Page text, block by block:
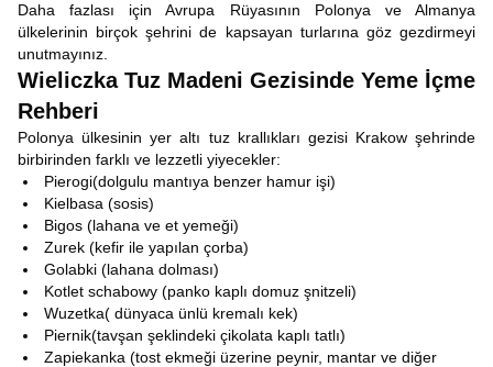
Daha fazlası için Avrupa Rüyasının Polonya ve Almanya
ülkelerinin birçok şehrini de kapsayan turlarına göz gezdirmeyi
unutmayınız.
Wieliczka Tuz Madeni Gezisinde Yeme İçme
Rehberi
Polonya ülkesinin yer altı tuz krallıkları gezisi Krakow şehrinde
birbirinden farklı ve lezzetli yiyecekler:
Pierogi(dolgulu mantıya benzer hamur işi)
Kielbasa (sosis)
Bigos (lahana ve et yemeği)
Zurek (kefir ile yapılan çorba)
Golabki (lahana dolması)
Kotlet schabowy (panko kaplı domuz şnitzeli)
Wuzetka( dünyaca ünlü kremalı kek)
Piernik(tavşan şeklindeki çikolata kaplı tatlı)
Zapiekanka (tost ekmeği üzerine peynir, mantar ve diğer